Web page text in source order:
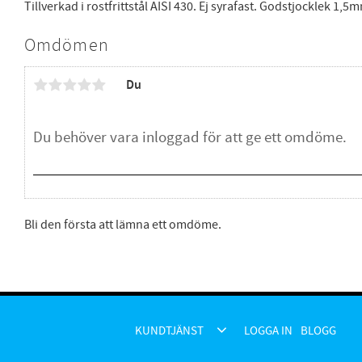
Tillverkad i rostfrittstål AISI 430. Ej syrafast. Godstjocklek
Omdömen
Du
Bli den första att lämna ett omdöme.
KUNDTJÄNST LOGGA IN BLOGG